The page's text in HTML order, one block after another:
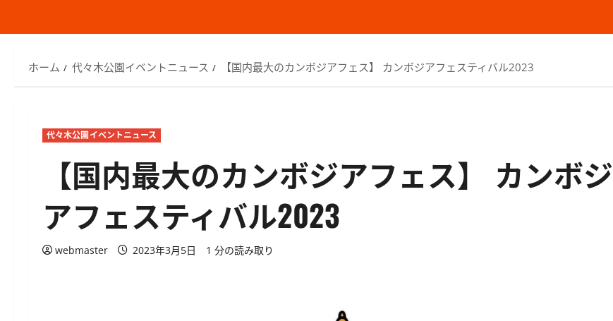
ホーム 代々木公園イベントニュース 【国内最大のカンボジアフェス】 カンボジアフェスティバル2023
代々木公園イベントニュース
【国内最大のカンボジアフェス】 カンボジ
アフェスティバル2023
webmaster 2023年3月5日 1 分の読み取り